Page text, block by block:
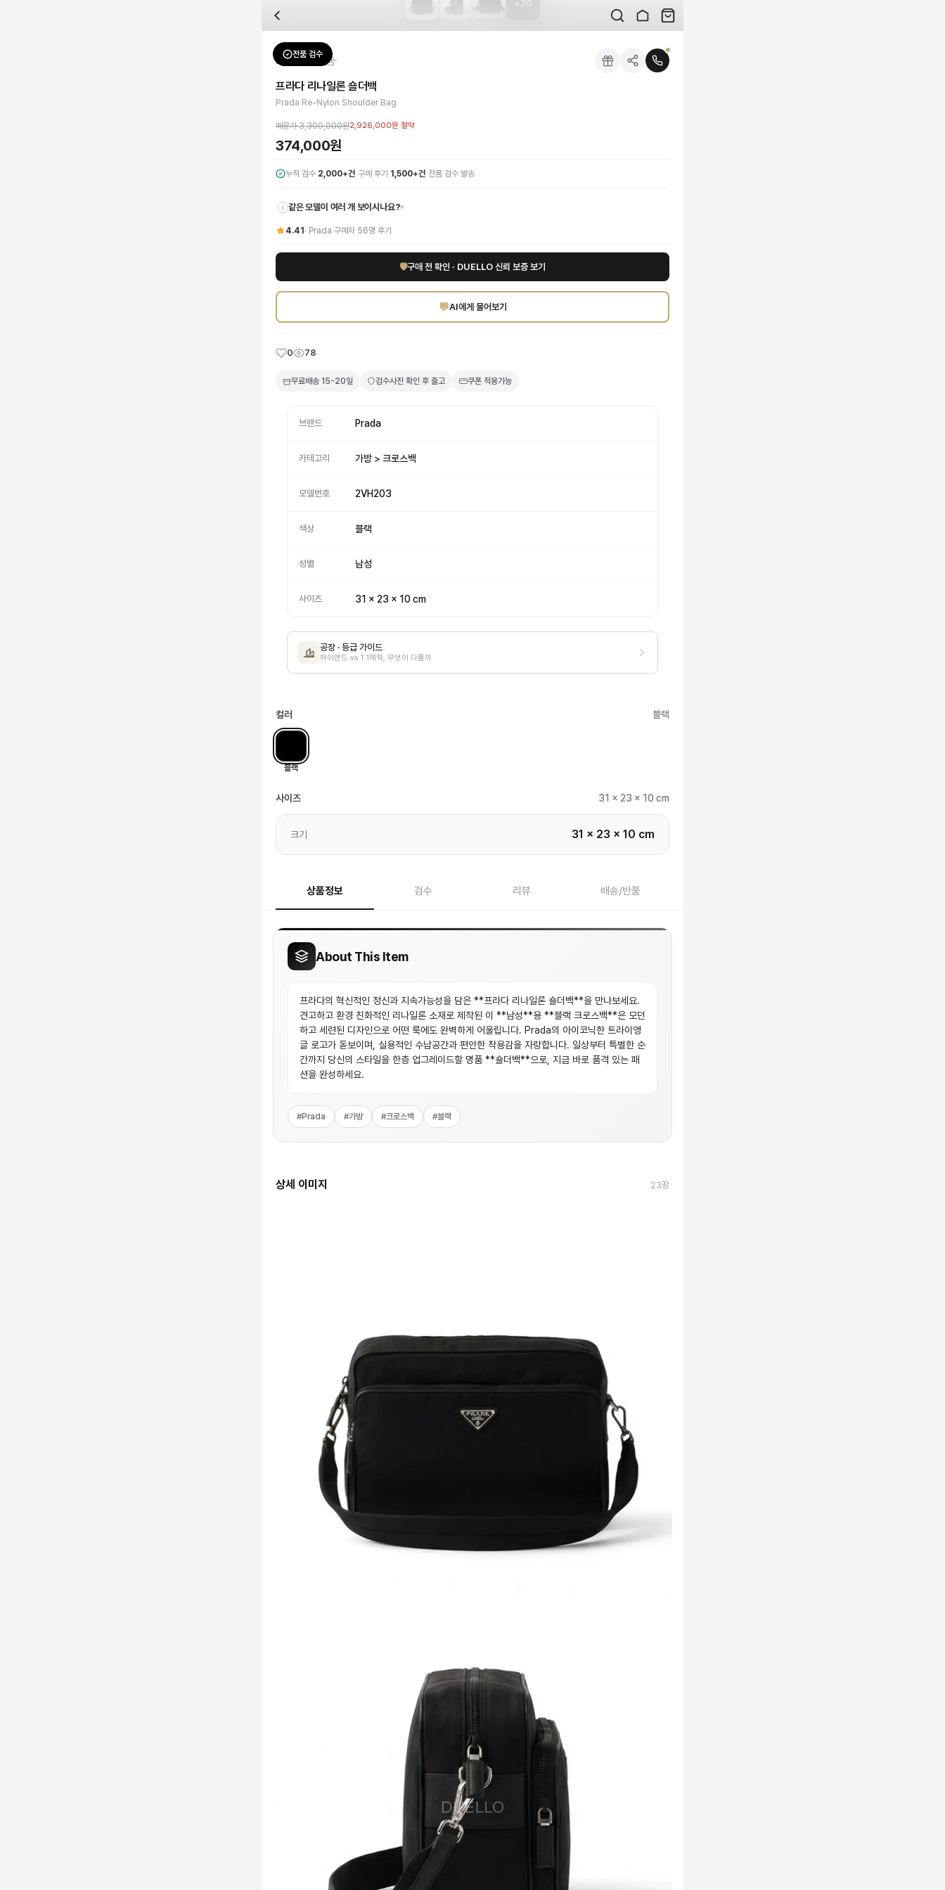
전문 스태프가 실물 상품을 직접 확인한 후 검수 사진을 제공합니다. 가죽 재질, 로고 각인, 스티치 간격, 하드웨어 색상, 내부 마감을 확인하며, 상품당 평균 4~8장의 검수 사진을 받아보실 수 있습니다.
수령 후 7일 이내 신청하시면 상품 하자, 사이즈 불일치, 고객 변심 모두 교환·반품이 가능합니다. 고객 변심 시 반품 배송비는 고객 부담이며, 상품 하자 시에는 무료입니다.
네, 쿠폰과 적립금을 결제 시 함께 사용하실 수 있습니다. 적립금은 1,000원 이상부터 사용 가능합니다.
프라다의 혁신적인 정신과 지속가능성을 담은 **프라다 리나일론 숄더백**을 만나보세요. 견고하고 환경 친화적인 리나일론 소재로 제작된 이 **남성**용 **블랙 크로스백**은 모던하고 세련된 디자인으로 어떤 룩에도 완벽하게 어울립니다.
을 DUELLO에서 만나보세요. 고퀄리티 하이엔드 인증 상품. 무료배송.
20
전품 검수
Prada크로스백
프라다 리나일론 숄더백
Prada Re-Nylon Shoulder Bag
매장가3,300,000원2,926,000원 절약
374,000원
누적 검수 2,000+건·구매 후기 1,500+건· 전품 검수 발송
i 같은 모델이 여러 개 보이시나요?▾
4.41 · Prada 구매자 56명 후기
🛡구매 전 확인 · DUELLO 신뢰 보증 보기
💬AI에게 물어보기
0 78
무료배송 15-20일 검수사진 확인 후 출고 쿠폰 적용가능
브랜드 Prada
카테고리 가방 > 크로스백
모델번호 2VH203
색상 블랙
성별 남성
사이즈 31 x 23 x 10 cm
공장 · 등급 가이드
하이엔드 vs 1:1제작, 무엇이 다를까
컬러 블랙
블랙
사이즈 31 x 23 x 10 cm
크기 31 x 23 x 10 cm
상품정보 검수 리뷰 배송/반품
About This Item
프라다의 혁신적인 정신과 지속가능성을 담은 **프라다 리나일론 숄더백**을 만나보세요.
견고하고 환경 친화적인 리나일론 소재로 제작된 이 **남성**용 **블랙 크로스백**은 모던
하고 세련된 디자인으로 어떤 룩에도 완벽하게 어울립니다. Prada의 아이코닉한 트라이앵
글 로고가 돋보이며, 실용적인 수납공간과 편안한 착용감을 자랑합니다. 일상부터 특별한 순
간까지 당신의 스타일을 한층 업그레이드할 명품 **숄더백**으로, 지금 바로 품격 있는 패
션을 완성하세요.
#Prada #가방 #크로스백 #블랙
상세 이미지 23장